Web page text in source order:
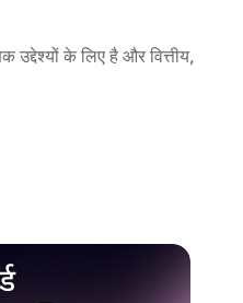
के लिए है और वित्तीय,